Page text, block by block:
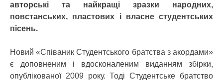
авторські та найкращі зразки народних,
повстанських, пластових і власне студентських
пісень.
Новий «Співаник Студентського братства з акордами»
є доповненим і вдосконаленим виданням збірки,
опублікованої 2009 року. Тоді Студентське братство